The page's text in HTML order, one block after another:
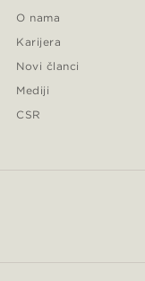
O nama
Karijera
Novi članci
Mediji
CSR